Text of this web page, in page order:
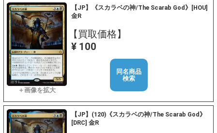
【JP】《スカラベの神/The Scarab God》[HOU]
金R
【買取価格】
¥ 100
同名商品
検索
【JP】(120)《スカラベの神/The Scarab God》
[DRC] 金R